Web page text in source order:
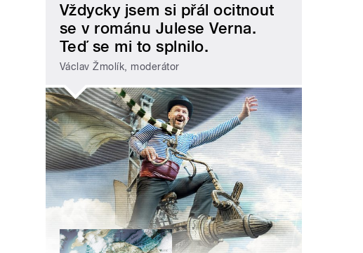
Vždycky jsem si přál ocitnout
se v románu Julese Verna.
Teď se mi to splnilo.
Václav Žmolík, moderátor